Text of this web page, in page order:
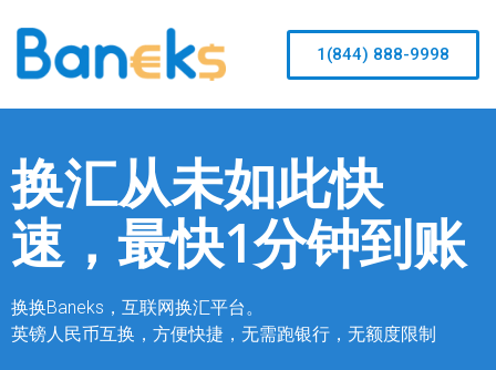
1(844) 888-9998
换汇从未如此快
速，最快1分钟到账
换换Baneks，互联网换汇平台。
英镑人民币互换，方便快捷，无需跑银行，无额度限制